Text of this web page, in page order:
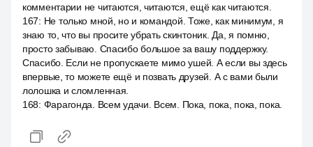
комментарии не читаются, читаются, ещё как читаются.
167: Не только мной, но и командой. Тоже, как минимум, я
знаю то, что вы просите убрать скинтоник. Да, я помню,
просто забываю. Спасибо большое за вашу поддержку.
Спасибо. Если не пропускаете мимо ушей. А если вы здесь
впервые, то можете ещё и позвать друзей. А с вами были
лолошка и сломленная.
168: Фарагонда. Всем удачи. Всем. Пока, пока, пока, пока.